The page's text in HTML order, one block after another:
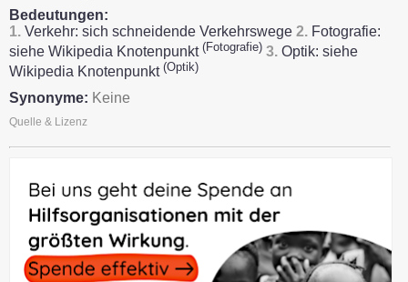
Bedeutungen:
1. Verkehr: sich schneidende Verkehrswege 2. Fotografie:
siehe Wikipedia Knotenpunkt (Fotografie) 3. Optik: siehe
Wikipedia Knotenpunkt (Optik)
Synonyme: Keine
Quelle & Lizenz